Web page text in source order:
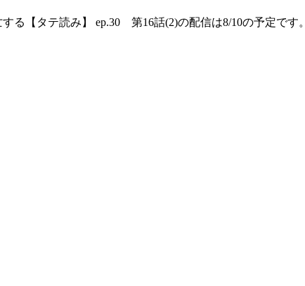
る【タテ読み】 ep.30 第16話(2)の配信は8/10の予定です。